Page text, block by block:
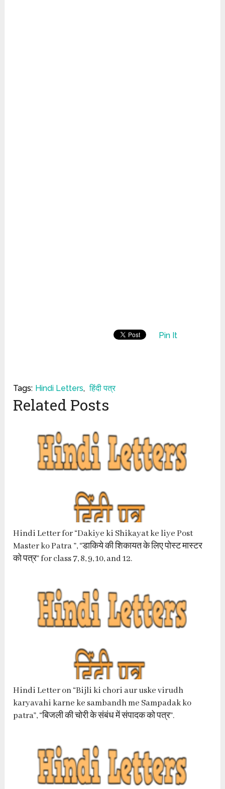
Pin It
Tags: Hindi Letters, हिंदी पत्र
Related Posts
Hindi Letter for “Dakiye ki Shikayat ke liye Post
Master ko Patra ”, “डाकिये की शिकायत के लिए पोस्ट मास्टर
को पत्र” for class 7, 8, 9, 10, and 12.
Hindi Letter on “Bijli ki chori aur uske virudh
karyavahi karne ke sambandh me Sampadak ko
patra”, “बिजली की चोरी के संबंध में संपादक को पत्र”.